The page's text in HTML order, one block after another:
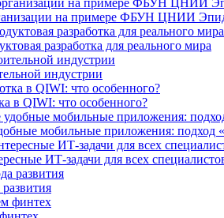
на примере ФБУН ЦНИИ
разработка для реального мира
индустрии
в QIWI: что особенного?
мобильные приложения: подход
ИТ-задачи для всех